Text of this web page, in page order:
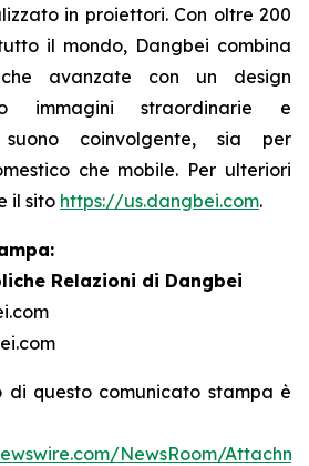
in proiettori. Con oltre 200
il mondo, Dangbei combina
avanzate con un design
immagini straordinarie e
coinvolgente, sia per
che mobile. Per ulteriori
il sito https://us.dangbei.com.
Relazioni di Dangbei
questo comunicato stampa è
NewsRoom/